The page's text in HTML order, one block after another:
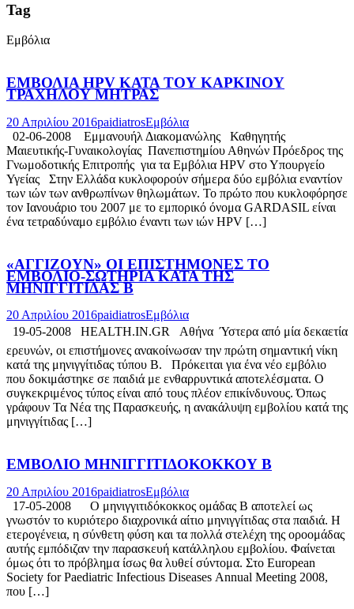
Tag
Εμβόλια
ΕΜΒΟΛΙΑ HPV ΚΑΤΑ ΤΟΥ ΚΑΡΚΙΝΟΥ
ΤΡΑΧΗΛΟΥ ΜΗΤΡΑΣ
20 Απριλίου 2016paidiatrosΕμβόλια
02-06-2008 Εμμανουήλ Διακομανώλης Καθηγητής
Μαιευτικής-Γυναικολογίας Πανεπιστημίου Αθηνών Πρόεδρος της
Γνωμοδοτικής Επιτροπής για τα Εμβόλια HPV στο Υπουργείο
Υγείας Στην Ελλάδα κυκλοφορούν σήμερα δύο εμβόλια εναντίον
των ιών των ανθρωπίνων θηλωμάτων. Το πρώτο που κυκλοφόρησε
τον Ιανουάριο του 2007 με το εμπορικό όνομα GARDASIL είναι
ένα τετραδύναμο εμβόλιο έναντι των ιών HPV […]
«ΑΓΓΙΖΟΥΝ» ΟΙ ΕΠΙΣΤΗΜΟΝΕΣ ΤΟ
ΕΜΒΟΛΙΟ-ΣΩΤΗΡΙΑ ΚΑΤΑ ΤΗΣ
ΜΗΝΙΓΓΙΤΙΔΑΣ Β
20 Απριλίου 2016paidiatrosΕμβόλια
19-05-2008 HEALTH.IN.GR Αθήνα  Ύστερα από μία δεκαετία
ερευνών, οι επιστήμονες ανακοίνωσαν την πρώτη σημαντική νίκη
κατά της μηνιγγίτιδας τύπου Β. Πρόκειται για ένα νέο εμβόλιο
που δοκιμάστηκε σε παιδιά με ενθαρρυντικά αποτελέσματα. Ο
συγκεκριμένος τύπος είναι από τους πλέον επικίνδυνους. Όπως
γράφουν Τα Νέα της Παρασκευής, η ανακάλυψη εμβολίου κατά της
μηνιγγίτιδας […]
ΕΜΒΟΛΙΟ ΜΗΝΙΓΓΙΤΙΔΟΚΟΚΚΟΥ Β
20 Απριλίου 2016paidiatrosΕμβόλια
17-05-2008 Ο μηνιγγιτιδόκοκκος ομάδας Β αποτελεί ως
γνωστόν το κυριότερο διαχρονικά αίτιο μηνιγγίτιδας στα παιδιά. Η
ετερογένεια, η σύνθετη φύση και τα πολλά στελέχη της οροομάδας
αυτής εμπόδιζαν την παρασκευή κατάλληλου εμβολίου. Φαίνεται
όμως ότι το πρόβλημα ίσως θα λυθεί σύντομα. Στο European
Society for Paediatric Infectious Diseases Αnnual Meeting 2008,
που […]